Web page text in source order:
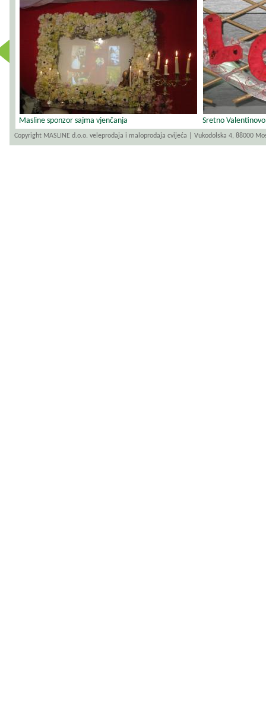
Masline sponzor sajma vjenčanja Sretno Valentinovo
Copyright MASLINE d.o.o. veleprodaja i maloprodaja cvijeća | Vukodolska 4, 88000